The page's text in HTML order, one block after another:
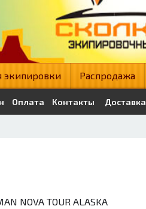
экипировки Распродажа
Оплата Контакты Доставка
NOVA TOUR ALASKA